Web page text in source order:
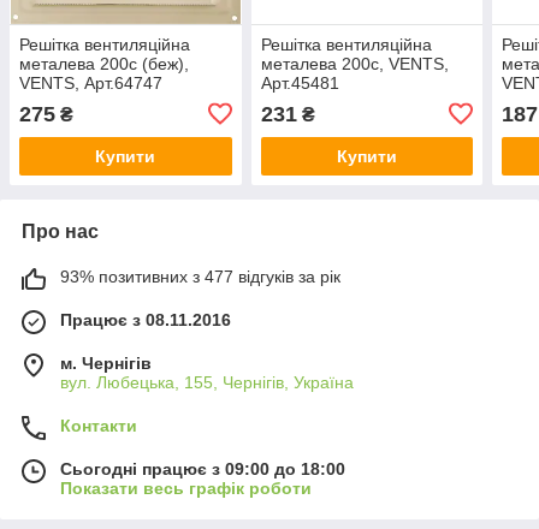
Решітка вентиляційна
металева 200с (беж),
VENTS, Арт.64747
275 ₴
Купити
Решітка вентиляційна
металева 200с, VENTS,
Арт.45481
231₴
Купити
187
Про нас
93% позитивних з 477 відгуків за рік
Працює з 08.11.2016
м. Чернігів
вул. Любецька, 155, Чернігів, Україна
Контакти
Сьогодні працює з 09:00 до 18:00
Показати весь графік роботи